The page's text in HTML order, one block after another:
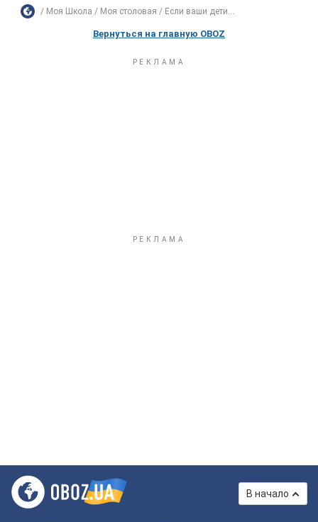
Моя Школа Моя столовая Если ваши дети...
Вернуться на главную OBOZ
В начало